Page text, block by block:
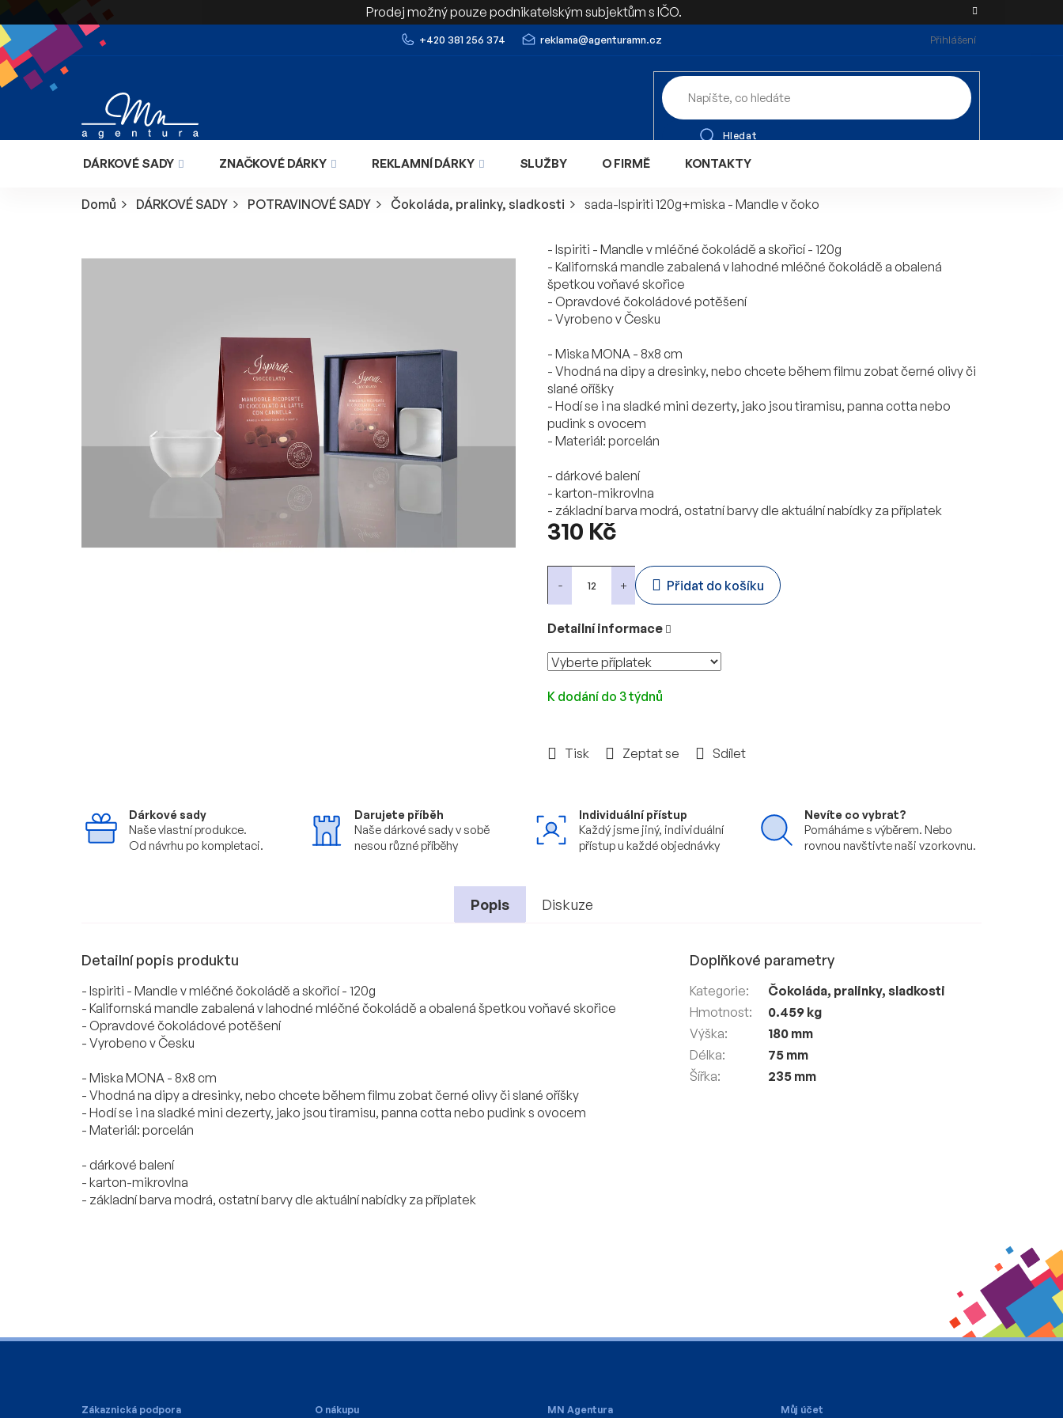
na
obsah
Prodej možný pouze podnikatelským subjektům s IČO.
+420 381 256 374 reklama@agenturamn.cz Přihlášení
Hledat
DÁRKOVÉ SADY ZNAČKOVÉ DÁRKY REKLAMNÍ DÁRKY SLUŽBY O FIRMĚ KONTAKTY
Domů DÁRKOVÉ SADY POTRAVINOVÉ SADY Čokoláda, pralinky, sladkosti sada-Ispiriti 120g+miska - Mandle v čoko
310 Kč
K dodání do 3 týdnů
Přidat do košíku
- Ispiriti - Mandle v mléčné čokoládě a skořicí - 120g
- Kalifornská mandle zabalená v lahodné mléčné čokoládě a obalená
špetkou voňavé skořice
- Opravdové čokoládové potěšení
- Vyrobeno v Česku
- Miska MONA - 8x8 cm
- Vhodná na dipy a dresinky, nebo chcete během filmu zobat černé olivy či
slané oříšky
- Hodí se i na sladké mini dezerty, jako jsou tiramisu, panna cotta nebo
pudink s ovocem
- Materiál: porcelán
- dárkové balení
- karton-mikrovlna
- základní barva modrá, ostatní barvy dle aktuální nabídky za příplatek
Detailní informace
Tisk Zeptat se Sdílet
Dárkové sady
Naše vlastní produkce.
Od návrhu po kompletaci.
Darujete příběh
Naše dárkové sady v sobě
nesou různé příběhy
Individuální přístup
Každý jsme jiný, individuální
přístup u každé objednávky
Nevíte co vybrat?
Pomáháme s výběrem. Nebo
rovnou navštivte naši vzorkovnu.
Popis Diskuze
Detailní popis produktu
- Ispiriti - Mandle v mléčné čokoládě a skořicí - 120g
- Kalifornská mandle zabalená v lahodné mléčné čokoládě a obalená špetkou voňavé skořice
- Opravdové čokoládové potěšení
- Vyrobeno v Česku
- Miska MONA - 8x8 cm
- Vhodná na dipy a dresinky, nebo chcete během filmu zobat černé olivy či slané oříšky
- Hodí se i na sladké mini dezerty, jako jsou tiramisu, panna cotta nebo pudink s ovocem
- Materiál: porcelán
- dárkové balení
- karton-mikrovlna
- základní barva modrá, ostatní barvy dle aktuální nabídky za příplatek
Doplňkové parametry
Kategorie:
Čokoláda, pralinky, sladkosti
Hmotnost:
0.459 kg
Výška:
180 mm
Délka:
75 mm
Šířka: 235 mm
Zákaznická podpora O nákupu MN Agentura Můj účet